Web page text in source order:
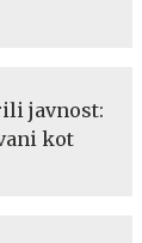
javnost:
kot